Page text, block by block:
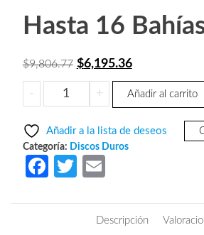
Hasta 16
$9,806.77 El
precio
original
$9,806.77.
$6,195.36El
precio
$6,195.36.
-
SEAGATE
ST8000VE001-
Duro
de
8TB
+ Añadir al carrito
Añadir a la lista de deseos
Categoría: Discos Duros
Fa
T
itt
ail
Descripción